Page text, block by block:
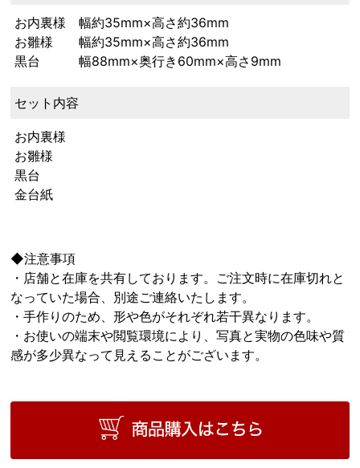
お内裏様 幅約35mm×高さ約36mm
お雛様 幅約35mm×高さ約36mm
黒台 幅88mm×奥行き60mm×高さ9mm
セット内容
お内裏様
お雛様
黒台
金台紙
◆注意事項
・店舗と在庫を共有しております。ご注文時に在庫切れと
なっていた場合、別途ご連絡いたします。
・手作りのため、形や色がそれぞれ若干異なります。
・お使いの端末や閲覧環境により、写真と実物の色味や質
感が多少異なって見えることがございます。